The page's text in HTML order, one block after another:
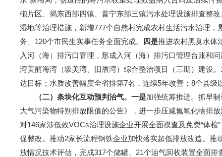
砲片区、揭东西部四镇、普宁东部三镇污水处理设施排查整改
湿地等治理措施，新增777个自然村完成农村生活污水治理
务、120个市民生实事任务全面完成。
四是推进农村黑臭水体
入河（海）排污口管理，形成入河（海）排污口管理台账和
湾美丽海湾（坂美湾、旧厝湾）综合整治项目（三期）建设
达目标；水质改善幅度全省排第7名，连续5年改善；8个县
（二）条块化互动预判治气。 一是加强统筹推进。抓早
大气污染物特别排放限值的公告》，进一步压减氮氧化物排
对146家涉低效VOCs治理设施企业开展全面摸查及免费“体
促整改。推动2家长流程钢铁企业加快落实超低排放改造。推
放情况技术评估，完成317个储罐、21个油气回收装置全面